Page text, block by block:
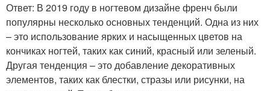
Ответ: В 2019 году в ногтевом дизайне френч были
популярны несколько основных тенденций. Одна из них
– это использование ярких и насыщенных цветов на
кончиках ногтей, таких как синий, красный или зеленый.
Другая тенденция – это добавление декоративных
элементов, таких как блестки, стразы или рисунки, на